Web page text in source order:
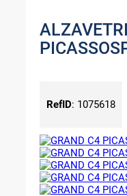
RefID: 1075618